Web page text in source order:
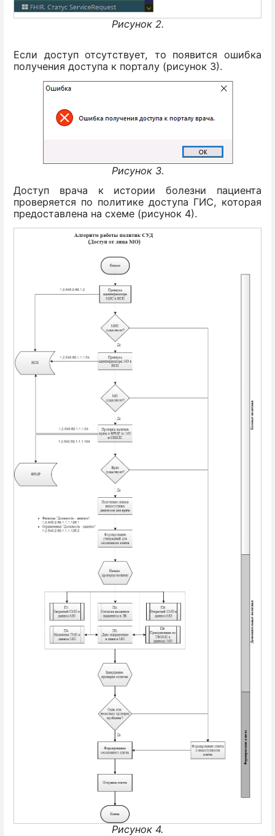
Рисунок 2.
Если доступ отсутствует, то появится ошибка
получения доступа к порталу (рисунок 3).
Рисунок 3.
Доступ врача к истории болезни пациента
проверяется по политике доступа ГИС, которая
предоставлена на схеме (рисунок 4).
Рисунок 4.